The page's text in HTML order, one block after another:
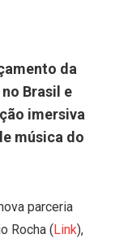
da
Brasil e
imersiva
música do
parceria
Rocha (Link),